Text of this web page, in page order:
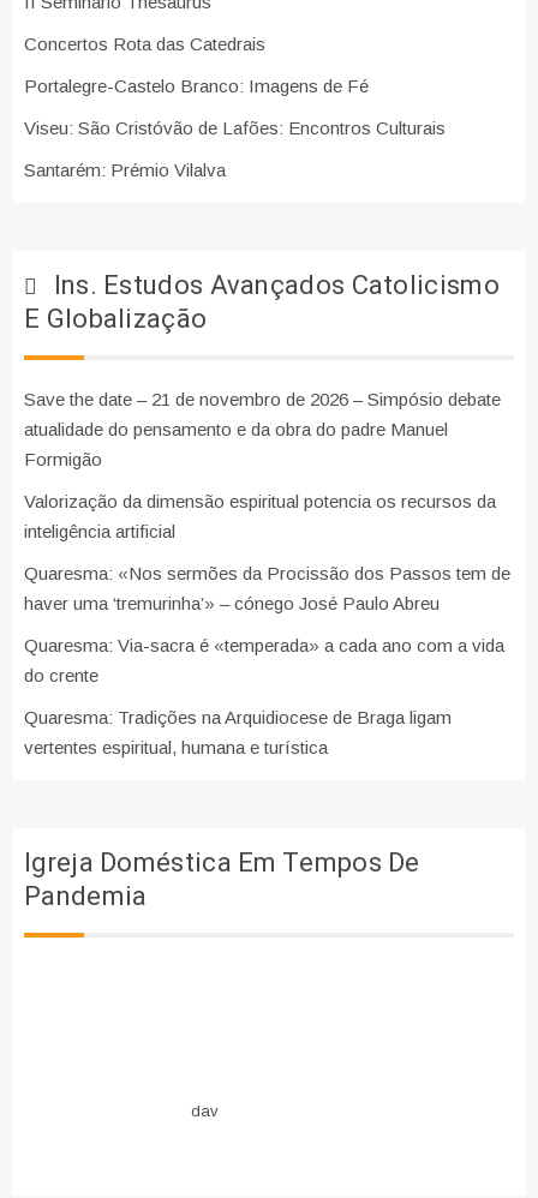
Concertos Rota das Catedrais
Portalegre-Castelo Branco: Imagens de Fé
Viseu: São Cristóvão de Lafões: Encontros Culturais
Santarém: Prémio Vilalva
Ins. Estudos Avançados Catolicismo
E Globalização
Save the date – 21 de novembro de 2026 – Simpósio debate
atualidade do pensamento e da obra do padre Manuel
Formigão
Valorização da dimensão espiritual potencia os recursos da
inteligência artificial
Quaresma: «Nos sermões da Procissão dos Passos tem de
haver uma ‘tremurinha’» – cónego José Paulo Abreu
Quaresma: Via-sacra é «temperada» a cada ano com a vida
do crente
Quaresma: Tradições na Arquidiocese de Braga ligam
vertentes espiritual, humana e turística
Igreja Doméstica Em Tempos De
Pandemia
dav